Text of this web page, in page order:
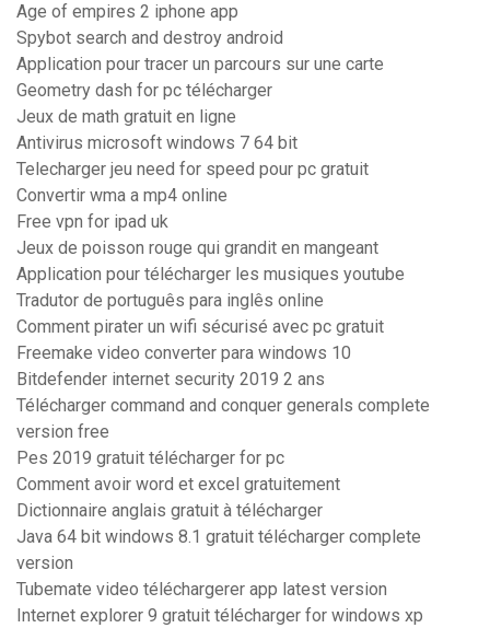
Age of empires 2 iphone app
Spybot search and destroy android
Application pour tracer un parcours sur une carte
Geometry dash for pc télécharger
Jeux de math gratuit en ligne
Antivirus microsoft windows 7 64 bit
Telecharger jeu need for speed pour pc gratuit
Convertir wma a mp4 online
Free vpn for ipad uk
Jeux de poisson rouge qui grandit en mangeant
Application pour télécharger les musiques youtube
Tradutor de português para inglês online
Comment pirater un wifi sécurisé avec pc gratuit
Freemake video converter para windows 10
Bitdefender internet security 2019 2 ans
Télécharger command and conquer generals complete
version free
Pes 2019 gratuit télécharger for pc
Comment avoir word et excel gratuitement
Dictionnaire anglais gratuit à télécharger
Java 64 bit windows 8.1 gratuit télécharger complete
version
Tubemate video téléchargerer app latest version
Internet explorer 9 gratuit télécharger for windows xp